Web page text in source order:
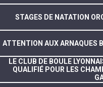
STAGES DE NATATION
ATTENTION AUX ARNAQUES
LE CLUB DE BOULE
QUALIFIÉ POUR LES